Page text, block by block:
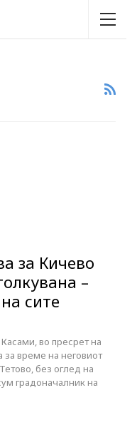
за Кичево
–
сите
во пресрет на
за време на неговиот
без оглед на
градоначалник на